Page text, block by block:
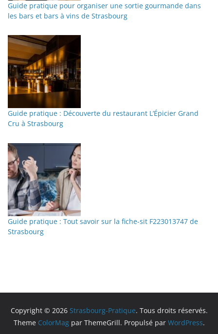
Guide pratique pour organiser une sortie gourmande dans
les bars et bars à vins de Strasbourg
Guide pratique : Découverte du restaurant L’Épicier Grand
Cru à Strasbourg
Guide pratique : Tout savoir sur la fiche-sit F223013747 de
Strasbourg
Copyright © 2026 Strasbourg-Pratique. Tous droits réservés.
Theme ColorMagpar ThemeGrill. Propulsé par WordPress.